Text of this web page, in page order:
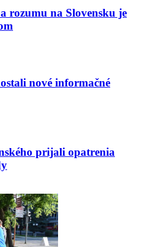
rozumu na Slovensku je
nové informačné
prijali opatrenia